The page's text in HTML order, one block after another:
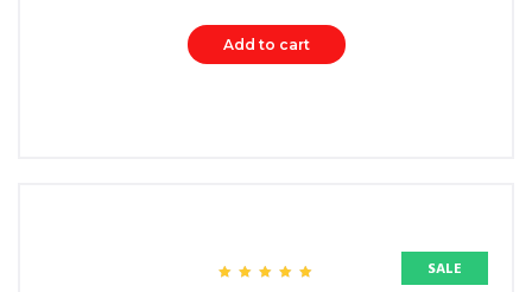
Add to cart
SALE